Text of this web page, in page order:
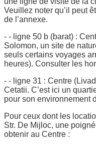
Veuillez noter qu’il peut
de l’annexe.
- - ligne 50 b (barat) :
Solomon, un site de
seuls certains voyages
heures). Consulter les
- - ligne 31 : Centre
Cetatii. C’est ici un
pour son environnement
Pour ceux dont les
Str. De Mijloc, une
obtenir au Centre :